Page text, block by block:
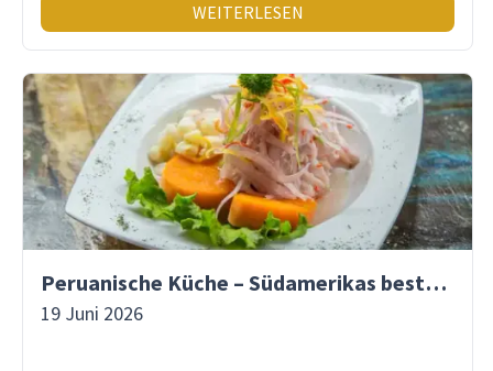
WEITERLESEN
Peruanische Küche – Südamerikas beste Gastronomie
19 Juni 2026